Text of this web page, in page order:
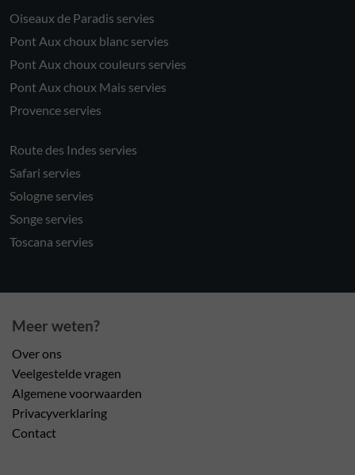
Oiseaux de Paradis servies
Pont Aux choux blanc servies
Pont Aux choux couleurs servies
Pont Aux choux Mais servies
Provence servies
Route des Indes servies
Safari servies
Sologne servies
Songe servies
Toscana servies
Meer weten?
Over ons
Veelgestelde vragen
Algemene voorwaarden
Privacyverklaring
Contact